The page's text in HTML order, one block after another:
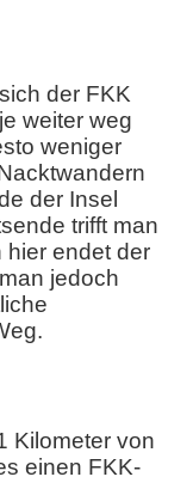
der FKK
weiter weg
weniger
der Insel
trifft man
hier endet der
jedoch
Kilometer von
einen FKK-